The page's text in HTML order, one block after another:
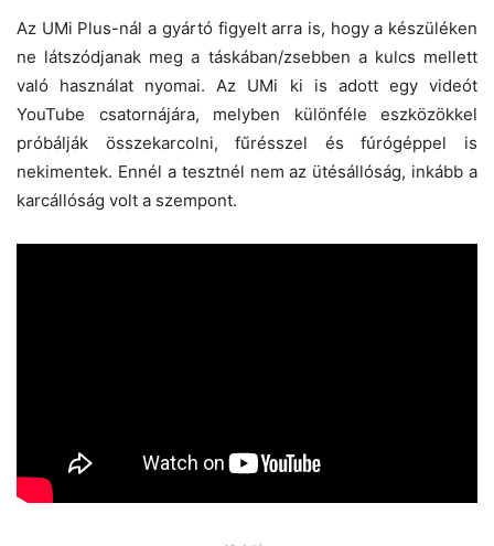
Az UMi Plus-nál a gyártó figyelt arra is, hogy a készüléken
ne látszódjanak meg a táskában/zsebben a kulcs mellett
való használat nyomai. Az UMi ki is adott egy videót
YouTube csatornájára, melyben különféle eszközökkel
próbálják összekarcolni, fűrésszel és fúrógéppel is
nekimentek. Ennél a tesztnél nem az ütésállóság, inkább a
karcállóság volt a szempont.